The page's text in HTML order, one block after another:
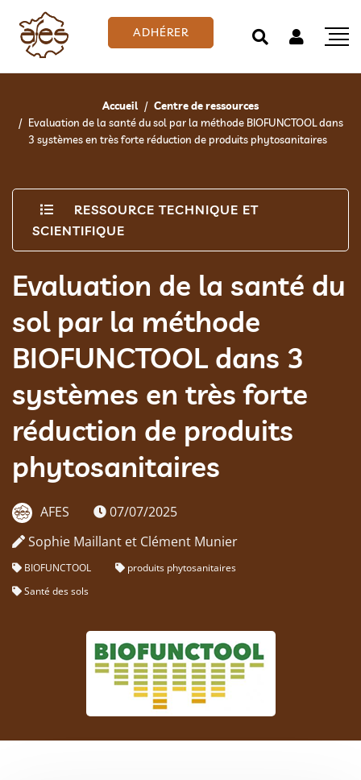
ADHÉRER
Accueil
Centre de ressources
Evaluation de la santé du sol par la méthode BIOFUNCTOOL dans
3 systèmes en très forte réduction de produits phytosanitaires
RESSOURCE TECHNIQUE ET
SCIENTIFIQUE
Evaluation de la santé du
sol par la méthode
BIOFUNCTOOL dans 3
systèmes en très forte
réduction de produits
phytosanitaires
AFES
07/07/2025
Sophie Maillant et Clément Munier
BIOFUNCTOOL
produits phytosanitaires
Santé des sols